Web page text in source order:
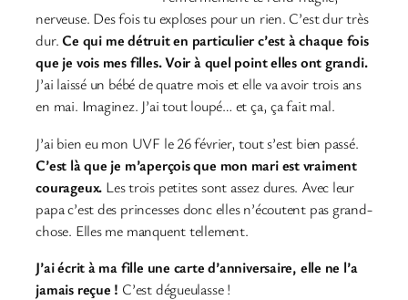
nerveuse. Des fois tu exploses pour un rien. C’est dur très
dur.Ce qui me détruit en particulier c’est à chaque fois
que je vois mes filles. Voir à quel point elles ont grandi.
J’ai laissé un bébé de quatre mois et elle va avoir trois ans
en mai. Imaginez. J’ai tout loupé… et ça, ça fait mal.
J’ai bien eu mon UVF le 26 février, tout s’est bien passé.
C’est là que je m’aperçois que mon mari est vraiment
courageux. Les trois petites sont assez dures. Avec leur
papa c’est des princesses donc elles n’écoutent pas grand-
chose. Elles me manquent tellement.
J’ai écrit à ma fille une carte d’anniversaire, elle ne l’a
jamais reçue ! C’est dégueulasse !